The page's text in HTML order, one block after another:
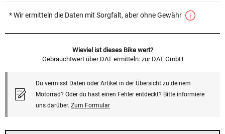
* Wir ermitteln die Daten mit Sorgfalt, aber ohne Gewähr
Wieviel ist dieses Bike wert?
Gebrauchtwert über DAT ermitteln: zur DAT GmbH
Du vermisst Daten oder Artikel in der Übersicht zu deinem
Motorrad? Oder du hast einen Fehler entdeckt? Bitte informiere
uns darüber. Zum Formular